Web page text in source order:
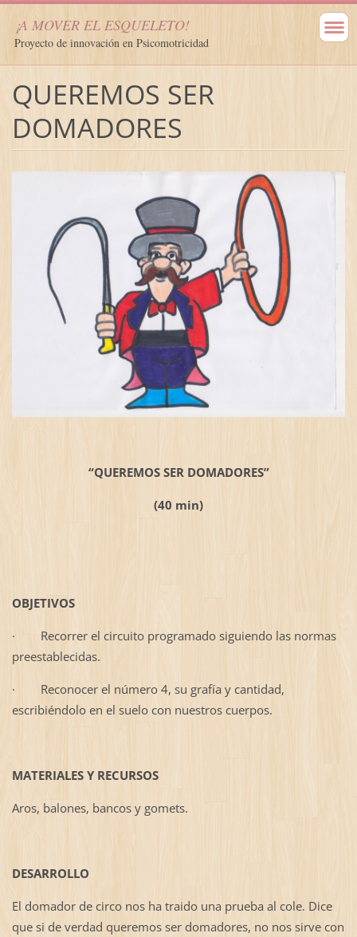
¡A MOVER EL ESQUELETO!
Proyecto de innovación en Psicomotricidad
QUEREMOS SER
DOMADORES
“QUEREMOS SER DOMADORES”
(40 min)
OBJETIVOS
·
Recorrer el circuito programado siguiendo las normas
preestablecidas.
·
Reconocer el número 4, su grafía y cantidad,
escribiéndolo en el suelo con nuestros cuerpos.
MATERIALES Y RECURSOS
Aros, balones, bancos y gomets.
DESARROLLO
El domador de circo nos ha traido una prueba al cole. Dice
que si de verdad queremos ser domadores, no nos sirve con